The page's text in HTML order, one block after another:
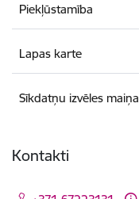
Piekļūstamība
Lapas karte
Sīkdatņu izvēles maiņa
Kontakti